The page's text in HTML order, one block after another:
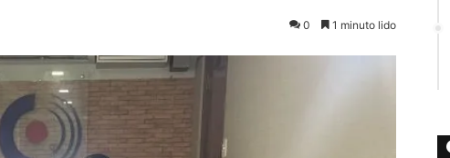
0 1 minuto lido